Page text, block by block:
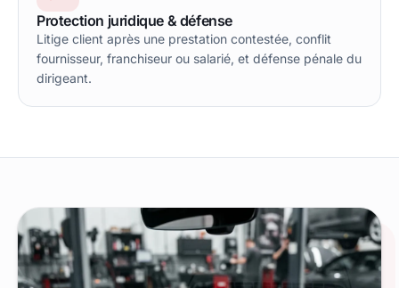
Protection juridique & défense
Litige client après une prestation contestée, conflit
fournisseur, franchiseur ou salarié, et défense pénale du
dirigeant.